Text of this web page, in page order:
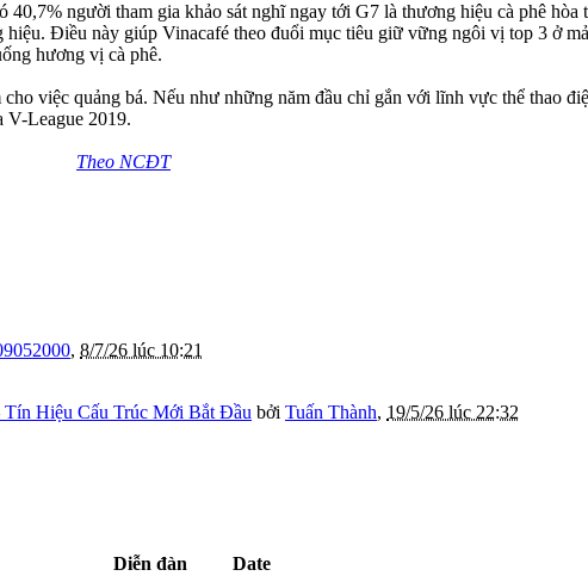
người tham gia khảo sát nghĩ ngay tới G7 là thương hiệu cà phê hòa
Điều này giúp Vinacafé theo đuổi mục tiêu giữ vững ngôi vị top 3 ở
hương vị cà phê.
việc quảng bá. Nếu như những năm đầu chỉ gắn với lĩnh vực thể thao
V-League 2019.
Theo NCĐT
, 8/7/26 lúc 10:21
Hiệu Cấu Trúc Mới Bắt Đầu bởi Tuấn Thành, 19/5/26 lúc 22:32
Diễn đàn
Date